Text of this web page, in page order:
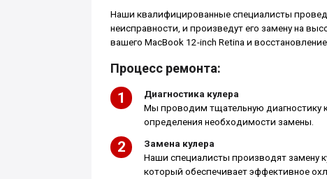
Наши квалифицированные специалисты
неисправности, и произведут его замену на
вашего MacBook 12-inch Retina и
Процесс ремонта:
Диагностика кулера
Мы проводим тщательную диагностику
определения необходимости замены.
Замена кулера
Наши специалисты производят замену
который обеспечивает эффективное